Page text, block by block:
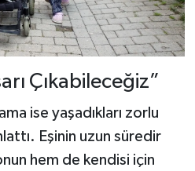
Çıkabileceğiz”
ise yaşadıkları zorlu
Eşinin uzun süredir
hem de kendisi için